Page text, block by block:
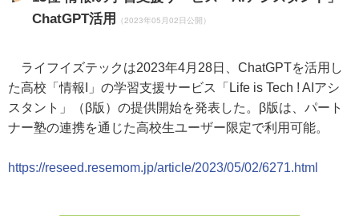
ChatGPT活用
（2023年05月02日公開）
ライフイズテックは2023年4月28日、ChatGPTを活用し
た高校「情報I」の学習支援サービス「Life is Tech ! AIアシ
スタント」（β版）の提供開始を発表した。β版は、パート
ナー塾の連携を通じた高校生ユーザー限定で利用可能。
https://reseed.resemom.jp/article/2023/05/02/6271.html